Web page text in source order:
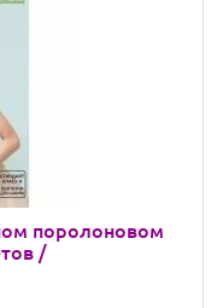
поролоновом
/